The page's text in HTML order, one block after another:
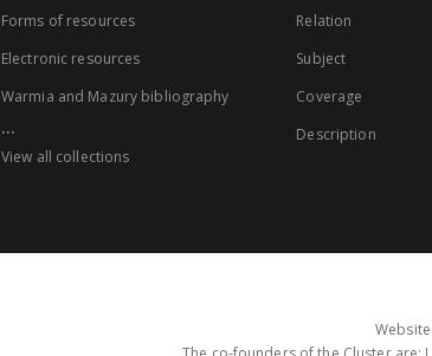
Forms of resources
Electronic resources
Warmia and Mazury bibliography
...
View all collections
Relation
Subject
Coverage
Description